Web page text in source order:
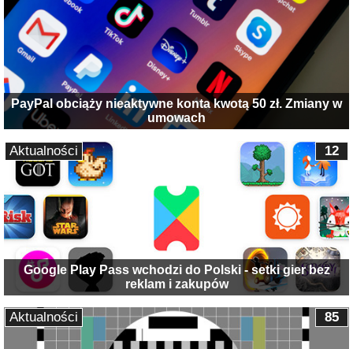
PayPal obciąży nieaktywne konta kwotą 50 zł. Zmiany w
umowach
Google Play Pass wchodzi do Polski - setki gier bez
reklam i zakupów
12
Aktualności
85
Aktualności